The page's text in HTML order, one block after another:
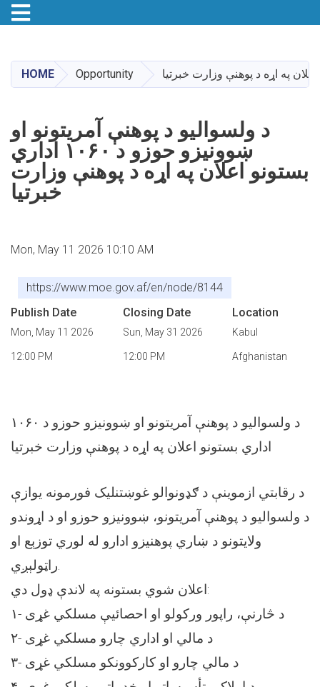
main
content
Toggle navigation
HOME Opportunity
د ولسوالیو د پوهنې آمریتونو او
ښوونیزو حوزو د ۱۰۶۰ اداري
بستونو اعلان په اړه د پوهنې وزارت
خبرتیا
Mon, May 11 2026 10:10 AM
https://www.moe.gov.af/en/node/8144
Publish Date
Mon, May 11 2026
12:00 PM
Closing Date
Sun, May 31 2026
12:00 PM
Location
Kabul
Afghanistan
د ولسوالیو د پوهنې آمریتونو او ښوونیزو حوزو د ۱۰۶۰
اداري بستونو اعلان په اړه د پوهنې وزارت خبرتیا
د رقابتي ازموینې د ګډونوالو غوښتنلیک فورمونه یوازې
د ولسوالیو د پوهنې آمریتونو، ښوونیزو حوزو او د اړوندو
ولایتونو د ښاري پوهنیزو ادارو له لوري توزېع او
اعلان شوي بستونه په لاندې ډول دي:
۱- د څارنې، راپور ورکولو او احصائیې مسلکي غړی
۲- د مالي او اداري چارو مسلکي غړی
۳- د مالي چارو او کارکوونکو مسلکي غړی